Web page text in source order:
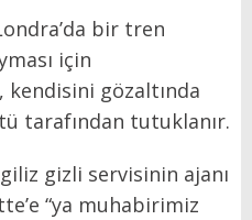
bir tren
için
gözaltında
tarafından tutuklanır.
gizli servisinin ajanı
“ya muhabirimiz